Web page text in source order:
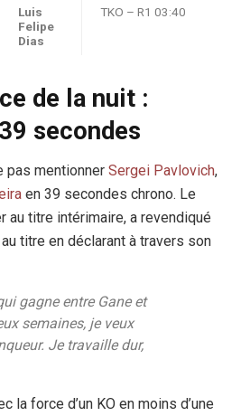
Luis
Felipe
Dias
TKO – R1 03:40
de la nuit :
secondes
pas mentionner Sergei Pavlovich,
en 39 secondes chrono. Le
au titre intérimaire, a revendiqué
titre en déclarant à travers son
gagne entre Gane et
semaines, je veux
Je travaille dur,
la force d’un KO en moins d’une